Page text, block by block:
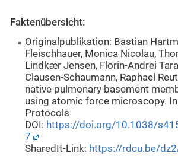
Faktenübersicht:
Originalpublikation: Bastian
Fleischhauer, Monica Nicolau,
Lindkær Jensen, Florin-Andrei
Clausen-Schaumann, Raphael
native pulmonary basement
using atomic force microscopy.
Protocols
DOI: https://doi.org/10.1038/
7
SharedIt-Link: https://rdcu.be/